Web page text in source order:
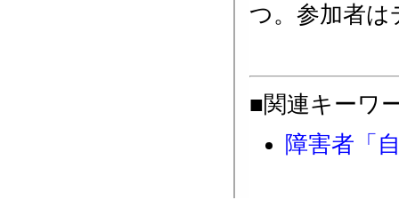
つ。参加者
■関連キーワ
障害者「